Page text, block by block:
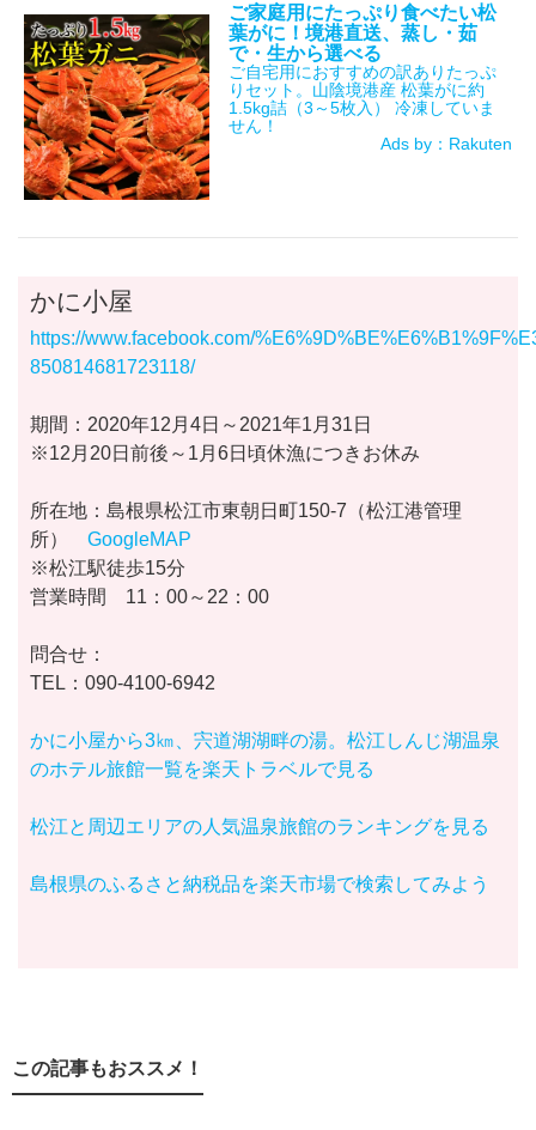
ご家庭用にたっぷり食べたい松
葉がに！境港直送、蒸し・茹
で・生から選べる
ご自宅用におすすめの訳ありたっぷ
りセット。山陰境港産 松葉がに約
1.5kg詰（3～5枚入） 冷凍していま
せん！
Ads by：Rakuten
かに小屋
https://www.facebook.com/
850814681723118/
期間：2020年12月4日～2021年1月31日
※12月20日前後～1月6日頃休漁につきお休み
所在地：島根県松江市東朝日町150-7（松江港管理
所） GoogleMAP
※松江駅徒歩15分
営業時間 11：00～22：00
問合せ：
TEL：090-4100-6942
かに小屋から3㎞、宍道湖湖畔の湯。松江しんじ湖温泉
のホテル旅館一覧を楽天トラベルで見る
松江と周辺エリアの人気温泉旅館のランキングを見る
島根県のふるさと納税品を楽天市場で検索してみよう
この記事もおススメ！